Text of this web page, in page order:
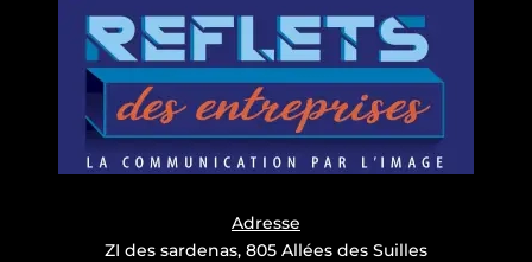
Adresse
ZI des sardenas, 805 Allées des Suilles